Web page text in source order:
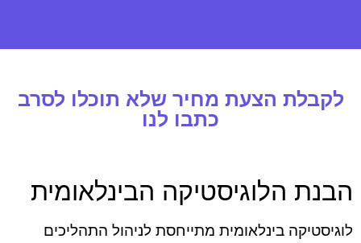
לקבלת הצעת מחיר שלא תוכלו לסרב
כתבו לנו
הבנת הלוגיסטיקה הבינלאומית
לוגיסטיקה בינלאומית מתייחסת לניהול התהליכים